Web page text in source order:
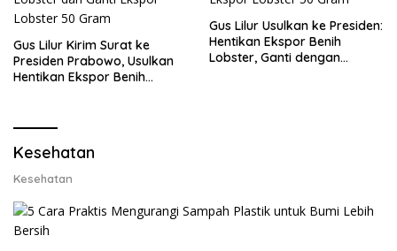
Gus Lilur Kirim Surat ke
Presiden Prabowo, Usulkan
Hentikan Ekspor Benih
Gus Lilur Usulkan ke Presiden:
Hentikan Ekspor Benih
Lobster, Ganti dengan
Kesehatan
Kesehatan